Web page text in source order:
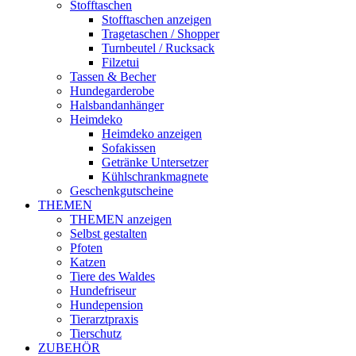
Stofftaschen
Stofftaschen anzeigen
Tragetaschen / Shopper
Turnbeutel / Rucksack
Filzetui
Tassen & Becher
Hundegarderobe
Halsbandanhänger
Heimdeko
Heimdeko anzeigen
Sofakissen
Getränke Untersetzer
Kühlschrankmagnete
Geschenkgutscheine
THEMEN
THEMEN anzeigen
Selbst gestalten
Pfoten
Katzen
Tiere des Waldes
Hundefriseur
Hundepension
Tierarztpraxis
Tierschutz
ZUBEHÖR